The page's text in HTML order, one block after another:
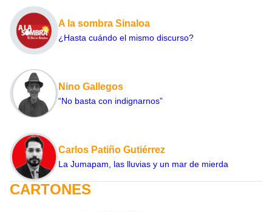
A la sombra Sinaloa
¿Hasta cuándo el mismo discurso?
Nino Gallegos
“No basta con indignarnos”
Carlos Patiño Gutiérrez
La Jumapam, las lluvias y un mar de mierda
CARTONES